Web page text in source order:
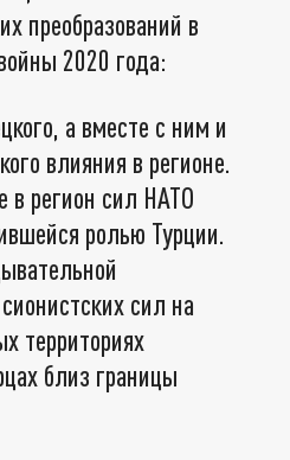
преобразований в
2020 года:
а вместе с ним и
влияния в регионе.
в регион сил НАТО
ролью Турции.
сил на
территориях
близ границы